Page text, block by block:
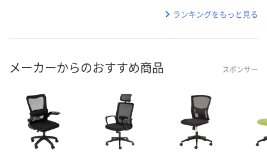
ランキングをもっと見る
メーカーからのおすすめ商品 スポンサー